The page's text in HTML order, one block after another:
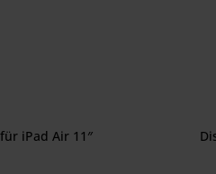
iPad Air 11″